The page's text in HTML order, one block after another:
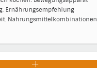
Ernährungsempfehlung
Nahrungsmittelkombinationen